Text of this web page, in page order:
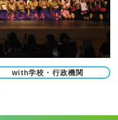
with学校・行政機関